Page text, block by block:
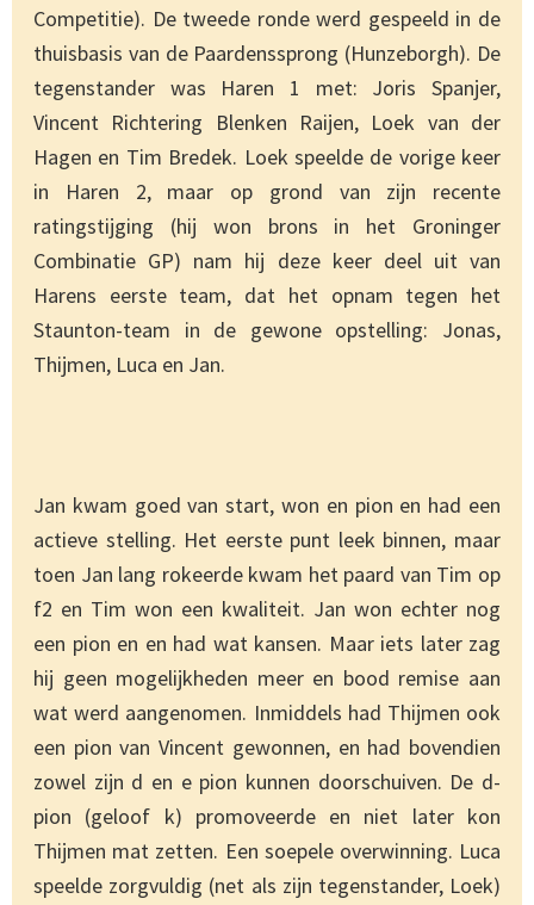
Competitie). De tweede ronde werd gespeeld in de
thuisbasis van de Paardenssprong (Hunzeborgh). De
tegenstander was Haren 1 met: Joris Spanjer,
Vincent Richtering Blenken Raijen, Loek van der
Hagen en Tim Bredek. Loek speelde de vorige keer
in Haren 2, maar op grond van zijn recente
ratingstijging (hij won brons in het Groninger
Combinatie GP) nam hij deze keer deel uit van
Harens eerste team, dat het opnam tegen het
Staunton-team in de gewone opstelling: Jonas,
Thijmen, Luca en Jan.
Jan kwam goed van start, won en pion en had een
actieve stelling. Het eerste punt leek binnen, maar
toen Jan lang rokeerde kwam het paard van Tim op
f2 en Tim won een kwaliteit. Jan won echter nog
een pion en en had wat kansen. Maar iets later zag
hij geen mogelijkheden meer en bood remise aan
wat werd aangenomen. Inmiddels had Thijmen ook
een pion van Vincent gewonnen, en had bovendien
zowel zijn d en e pion kunnen doorschuiven. De d-
pion (geloof k) promoveerde en niet later kon
Thijmen mat zetten. Een soepele overwinning. Luca
speelde zorgvuldig (net als zijn tegenstander, Loek)